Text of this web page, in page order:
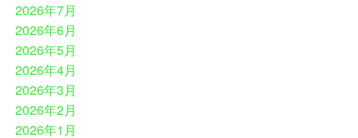
2026年7月
2026年6月
2026年5月
2026年4月
2026年3月
2026年2月
2026年1月